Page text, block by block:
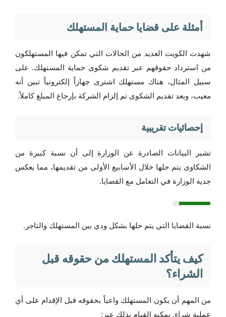
أمثلة على قضايا حماية المستهلك
شهدت الكويت العديد من الحالات التي تمكن فيها المستهلكون
من استرداد حقوقهم عبر تقديم شكوى حماية المستهلك. على
سبيل المثال، هناك مستهلك اشترى جهازاً إلكترونياً تبين أنه
معيب، وبعد تقديم الشكوى تم إلزام الشركة بإرجاع المبلغ كاملاً.
إحصائيات تقريبية
تشير البيانات الصادرة عن الوزارة إلى أن نسبة كبيرة من
الشكاوى يتم حلها خلال الأسابيع الأولى من تقديمها، مما يعكس
جدية الوزارة في التعامل مع القضايا.
نسبة القضايا التي يتم حلها بشكل ودي بين المستهلك والتاجر.
كيف يتأكد المستهلك من حقوقه قبل
الشراء؟
من المهم أن يكون المستهلك واعياً بحقوقه قبل الإقدام على أي
عملية شراء. يمكنه القيام بذلك عبر: